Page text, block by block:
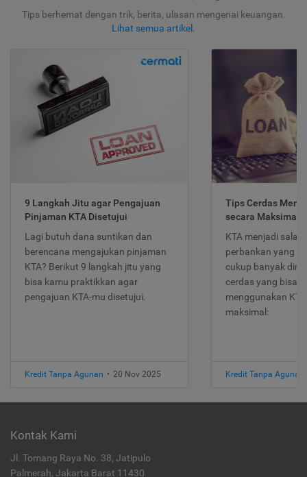
Tips berhemat dengan trik, berita, ulasan mengenai keuangan.
Lihat semua artikel .
9 Langkah Jitu agar Pengajuan
Pinjaman KTA Disetujui
Lagi butuh dana suntikan dan
berencana mengajukan pinjaman
KTA? Berikut 9 langkah jitu yang
bisa kamu praktikkan agar
pengajuan KTA-mu disetujui.
Kredit Tanpa Agunan • 20 Nov 2025
Tips Cerdas
secara Maksimal
KTA menjadi
perbankan yang
cukup banyak
cerdas yang bisa
menggunakan
maksimal:
Kredit Tanpa Agunan
Kontak Kami
Jl. Tomang Raya No. 38, Jatipulo
Palmerah, Jakarta Barat 11430